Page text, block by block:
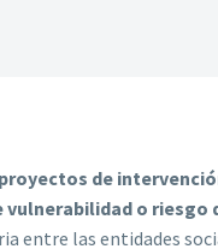
proyectos de
vulnerabilidad o riesgo
entre las entidades